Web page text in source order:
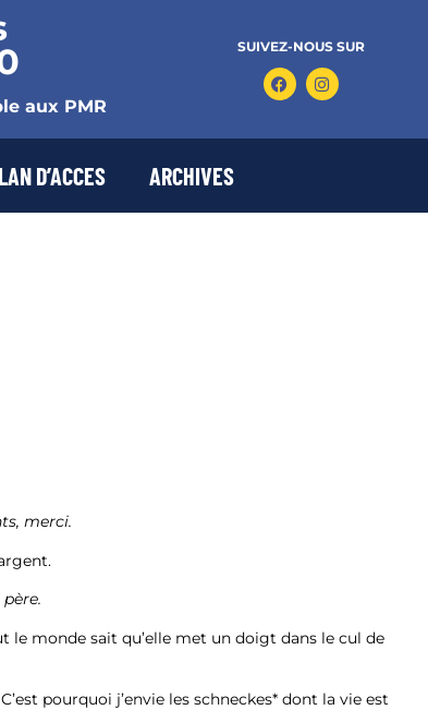
aux PMR
SUIVEZ-NOUS SUR
D’ACCES ARCHIVES
merci.
le monde sait qu’elle met un doigt dans le cul de
pourquoi j’envie les schneckes* dont la vie est